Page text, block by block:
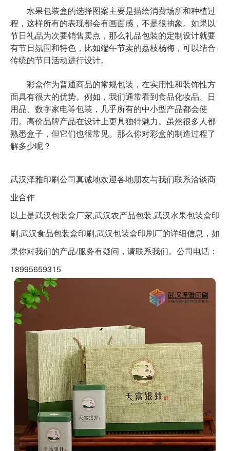
水果包装盒的选择图案主要是描绘消费场所和种植过
程，这样所有的表现都会有画面感，不是很抽象。如果以
节日礼品为次要销售卖点，那么礼品包装的定制设计就要
有节日氛围和特色，比如端午节卖的荔枝杨梅，可以结合
传统的节日活动进行设计。
彩盒作为普通商品的常规包装，在实用性和装饰性方
面具有很大的优势。例如，我们通常看到食品化妆品、日
用品、数字家电等包装，几乎所有的中小型产品都会使
用。 高价品牌产品在设计上更具独特魅力。虽然很多人都
熟悉盒子，但它们也很常见。那么你对彩盒的制造过程了
解多少呢？
武汉泽雅印刷公司真诚地欢迎各地朋友与我们联系洽谈商
业合作
以上是武汉包装盒厂家,武汉农产品包装,武汉水果包装盒印
刷,武汉食品包装盒印刷,武汉包装盒印刷厂的详细信息，如
果你对我们的产品/服务有疑问，请联系我们。公司电话：
18995659315